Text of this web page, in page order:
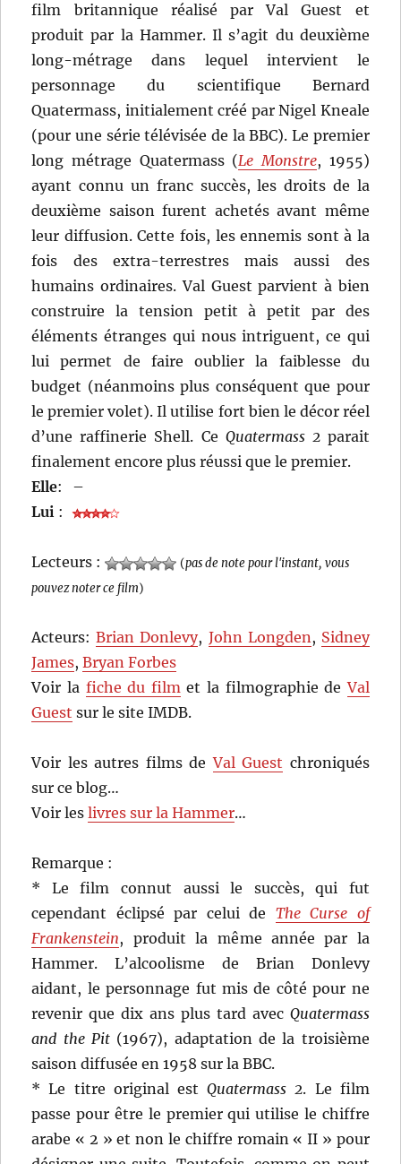
film britannique réalisé par Val Guest et
produit par la Hammer. Il s’agit du deuxième
long-métrage dans lequel intervient le
personnage du scientifique Bernard
Quatermass, initialement créé par Nigel Kneale
(pour une série télévisée de la BBC). Le premier
long métrage Quatermass (Le Monstre, 1955)
ayant connu un franc succès, les droits de la
deuxième saison furent achetés avant même
leur diffusion. Cette fois, les ennemis sont à la
fois des extra-terrestres mais aussi des
humains ordinaires. Val Guest parvient à bien
construire la tension petit à petit par des
éléments étranges qui nous intriguent, ce qui
lui permet de faire oublier la faiblesse du
budget (néanmoins plus conséquent que pour
le premier volet). Il utilise fort bien le décor réel
d’une raffinerie Shell. Ce Quatermass 2parait
finalement encore plus réussi que le premier.
Elle:
–
Lui :
Lecteurs : (pas de note pour l'instant, vous
pouvez noter ce film)
Acteurs:Brian Donlevy, John Longden, Sidney
James,Bryan Forbes
Voir la fiche du filmet la filmographie deVal
Guest sur le site IMDB.
Voir les autres films deVal Guest chroniqués
sur ce blog…
Voir leslivres sur la Hammer…
Remarque :
* Le film connut aussi le succès, qui fut
cependant éclipsé par celui de The Curse of
Frankenstein, produit la même année par la
Hammer. L’alcoolisme de Brian Donlevy
aidant, le personnage fut mis de côté pour ne
revenir que dix ans plus tard avec Quatermass
and the Pit(1967), adaptation de la troisième
saison diffusée en 1958 sur la BBC.
* Le titre original estQuatermass 2. Le film
passe pour être le premier qui utilise le chiffre
arabe « 2 » et non le chiffre romain « II » pour